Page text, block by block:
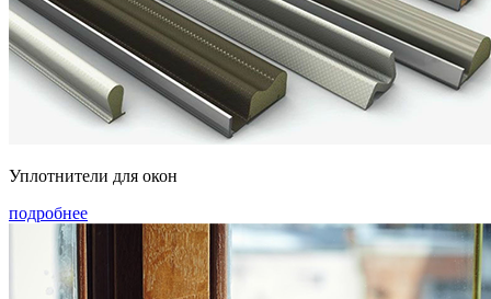
Уплотнители для окон
подробнее